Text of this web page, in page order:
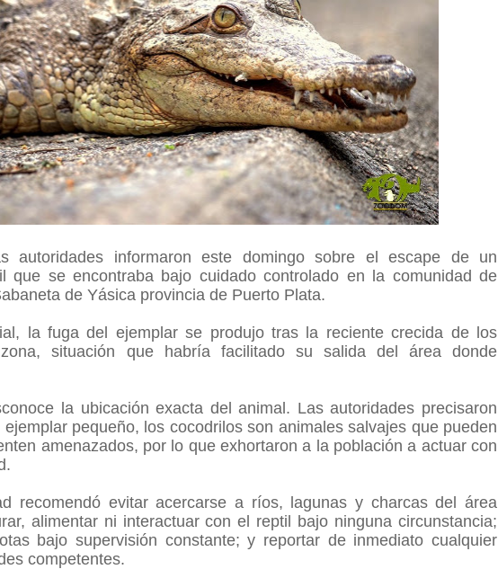
autoridades informaron este domingo sobre el escape de un
que se encontraba bajo cuidado controlado en la comunidad de
de Yásica provincia de Puerto Plata.
la fuga del ejemplar se produjo tras la reciente crecida de los
situación que habría facilitado su salida del área donde
la ubicación exacta del animal. Las autoridades precisaron
pequeño, los cocodrilos son animales salvajes que pueden
amenazados, por lo que exhortaron a la población a actuar con
recomendó evitar acercarse a ríos, lagunas y charcas del área
alimentar ni interactuar con el reptil bajo ninguna circunstancia;
bajo supervisión constante; y reportar de inmediato cualquier
competentes.